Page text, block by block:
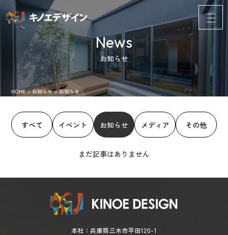
お知らせ
News
HOME>お知らせ>お知らせ
すべて イベント お知らせ メディア その他
まだ記事はありません
本社：兵庫県三木市平田120-1